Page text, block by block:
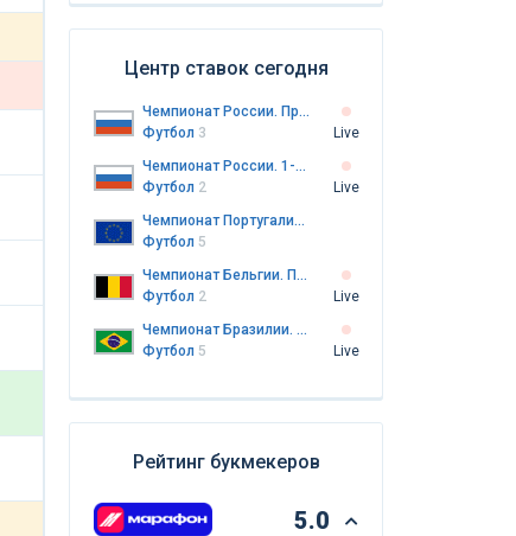
Центр ставок сегодня
Чемпионат России. Премьер-лига
Футбол 3
Live
Чемпионат России. 1-я лига
Футбол 2
Live
Чемпионат Португалии. Примейра-лига
Футбол 5
Чемпионат Бельгии. Премьер-лига
Футбол 2
Live
Чемпионат Бразилии. Серия A
Футбол 5 Live
Рейтинг букмекеров
5.0